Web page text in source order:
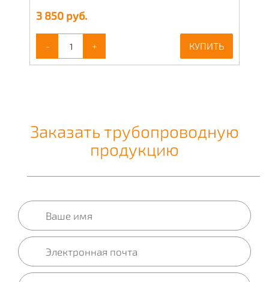
3 850 руб.
- + КУПИТЬ
Заказать трубопроводную
продукцию